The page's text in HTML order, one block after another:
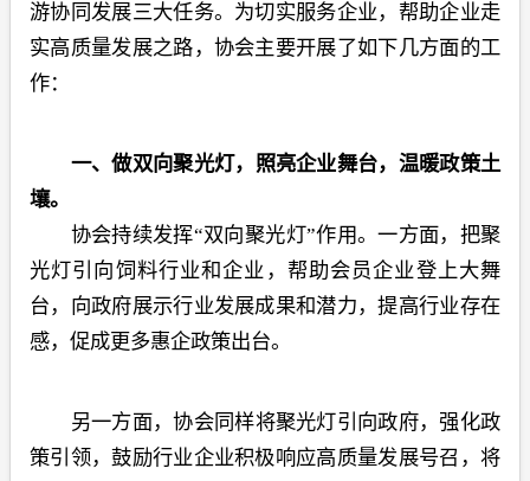
游协同发展三大任务。为切实服务企业，帮助企业走
实高质量发展之路，协会主要开展了如下几方面的工
作：
一、做双向聚光灯，照亮企业舞台，温暖政策土
壤。
协会持续发挥“双向聚光灯”作用。一方面，把聚
光灯引向饲料行业和企业，帮助会员企业登上大舞
台，向政府展示行业发展成果和潜力，提高行业存在
感，促成更多惠企政策出台。
另一方面，协会同样将聚光灯引向政府，强化政
策引领，鼓励行业企业积极响应高质量发展号召，将